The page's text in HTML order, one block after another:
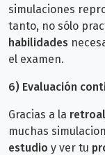
simulaciones
tanto, no sólo
habilidades
el examen.
6) Evaluación
Gracias a la
muchas
estudio y ver tu